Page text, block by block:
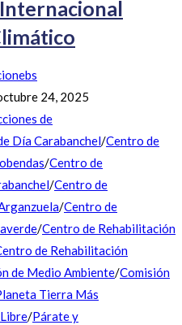
24, 2025
de
Día Carabanchel/Centro de
/Centro de
/Centro de
/Centro de
/Centro de Rehabilitación
de Rehabilitación
de Medio Ambiente/Comisión
Tierra Más
/Párate y